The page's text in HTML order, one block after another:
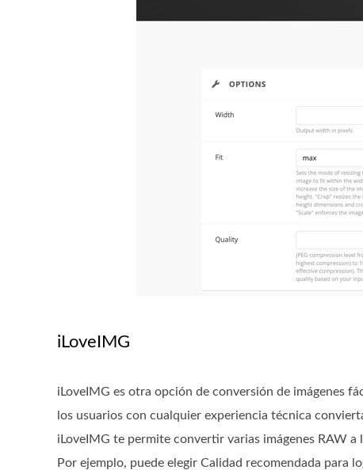
iLoveIMG
iLoveIMG es otra opción de conversión de imágenes
los usuarios con cualquier experiencia técnica
iLoveIMG te permite convertir varias imágenes RAW
Por ejemplo, puede elegir Calidad recomendada para